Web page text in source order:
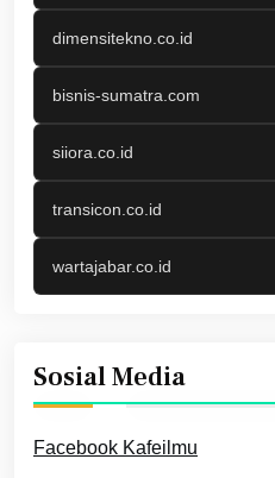
dimensitekno.co.id
bisnis-sumatra.com
siiora.co.id
transicon.co.id
wartajabar.co.id
Sosial Media
Facebook Kafeilmu